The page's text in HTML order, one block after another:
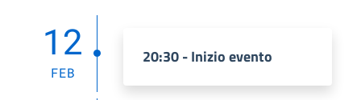
12
FEB
20:30 - Inizio evento